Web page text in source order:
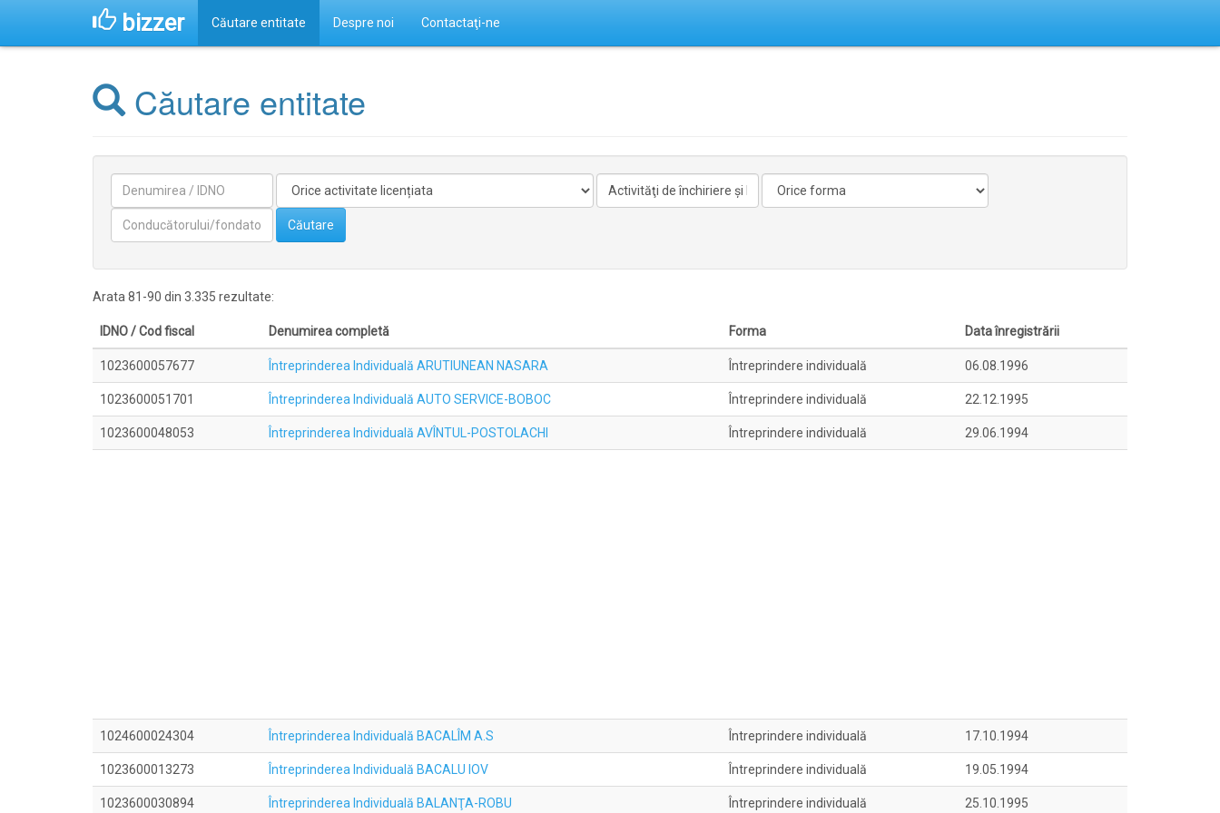
bizzer Căutare entitate Despre noi Contactaţi-ne
Căutare entitate
licentiata
nelicentiata
Căutare
Arata 81-90 din 3.335 rezultate:
IDNO / Cod fiscal Denumirea completă Forma Data înregistrării
1023600057677 Întreprinderea Individuală ARUTIUNEAN NASARA Întreprindere individuală 06.08.1996
1023600051701 Întreprinderea Individuală AUTO SERVICE-BOBOC Întreprindere individuală 22.12.1995
1023600048053 Întreprinderea Individuală AVÎNTUL-POSTOLACHI Întreprindere individuală 29.06.1994
1024600024304 Întreprinderea Individuală BACALÎM A.S Întreprindere individuală 17.10.1994
1023600013273 Întreprinderea Individuală BACALU IOV Întreprindere individuală 19.05.1994
1023600030894 Întreprinderea Individuală BALANŢA-ROBU Întreprindere individuală 25.10.1995